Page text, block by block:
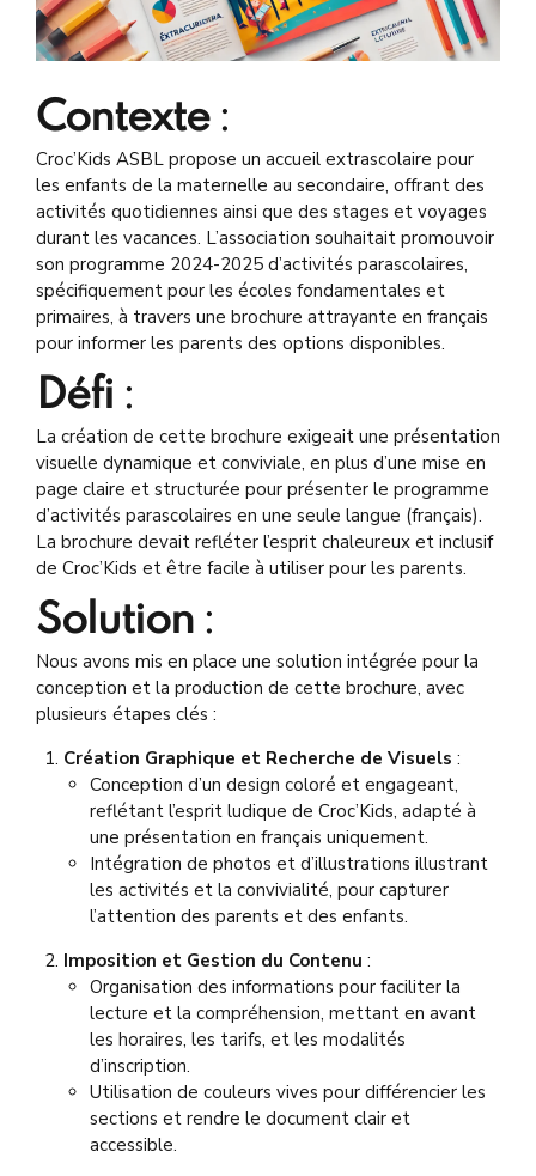
Contexte:
Croc’Kids ASBL propose un accueil extrascolaire pour
les enfants de la maternelle au secondaire, offrant des
activités quotidiennes ainsi que des stages et voyages
durant les vacances. L’association souhaitait promouvoir
son programme 2024-2025 d’activités parascolaires,
spécifiquement pour les écoles fondamentales et
primaires, à travers une brochure attrayante en français
pour informer les parents des options disponibles.
Défi :
La création de cette brochure exigeait une présentation
visuelle dynamique et conviviale, en plus d’une mise en
page claire et structurée pour présenter le programme
d’activités parascolaires en une seule langue (français).
La brochure devait refléter l’esprit chaleureux et inclusif
de Croc’Kids et être facile à utiliser pour les parents.
Solution :
Nous avons mis en place une solution intégrée pour la
conception et la production de cette brochure, avec
plusieurs étapes clés :
Création Graphique et Recherche de Visuels :
Conception d’un design coloré et engageant,
reflétant l’esprit ludique de Croc’Kids, adapté à
une présentation en français uniquement.
Intégration de photos et d’illustrations illustrant
les activités et la convivialité, pour capturer
l’attention des parents et des enfants.
Imposition et Gestion du Contenu :
Organisation des informations pour faciliter la
lecture et la compréhension, mettant en avant
les horaires, les tarifs, et les modalités
d’inscription.
Utilisation de couleurs vives pour différencier les
sections et rendre le document clair et
accessible.